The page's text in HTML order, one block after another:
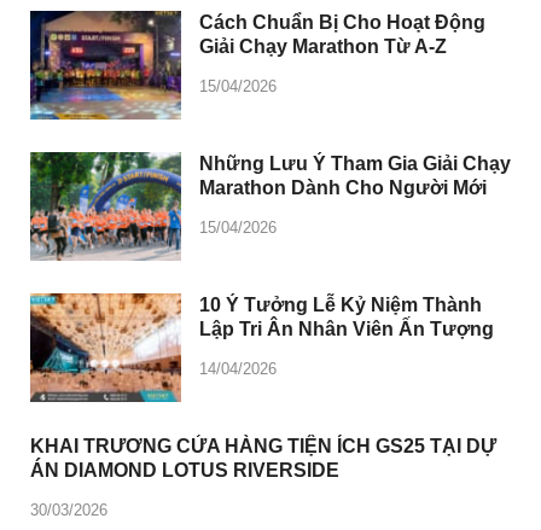
Cách Chuẩn Bị Cho Hoạt Động
Giải Chạy Marathon Từ A-Z
15/04/2026
Những Lưu Ý Tham Gia Giải Chạy
Marathon Dành Cho Người Mới
15/04/2026
10 Ý Tưởng Lễ Kỷ Niệm Thành
Lập Tri Ân Nhân Viên Ấn Tượng
14/04/2026
KHAI TRƯƠNG CỬA HÀNG TIỆN ÍCH GS25 TẠI DỰ
ÁN DIAMOND LOTUS RIVERSIDE
30/03/2026